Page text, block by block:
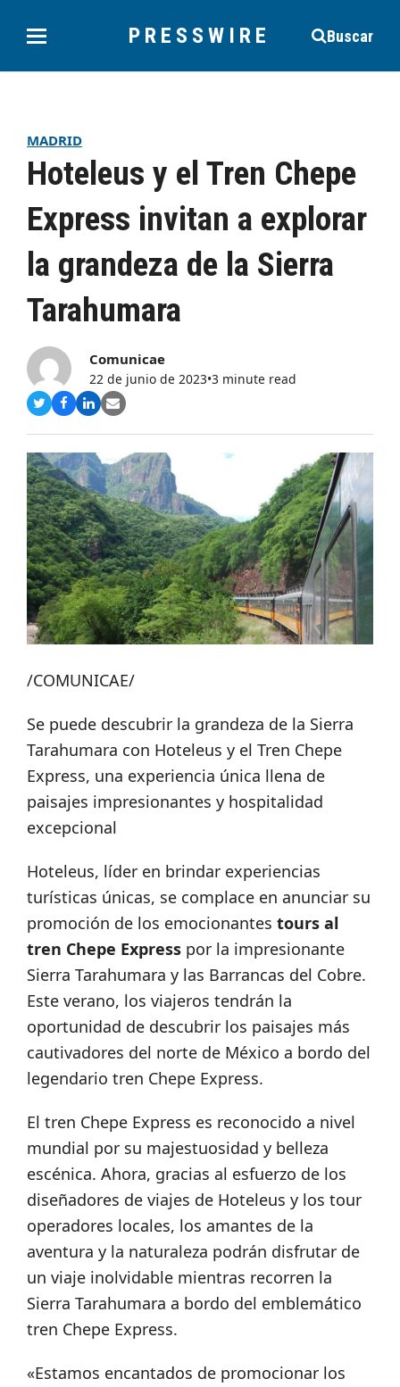
PRESSWIRE Buscar
MADRID
Hoteleus y el Tren Chepe
Express invitan a explorar
la grandeza de la Sierra
Tarahumara
Comunicae
22 de junio de 2023•3 minute read
Compartir
Twitter
Compartir
Facebook
Compartir
LinkedIn
Share
Email
/COMUNICAE/
Se puede descubrir la grandeza de la Sierra
Tarahumara con Hoteleus y el Tren Chepe
Express, una experiencia única llena de
paisajes impresionantes y hospitalidad
excepcional
Hoteleus, líder en brindar experiencias
turísticas únicas, se complace en anunciar su
promoción de los emocionantes tours al
tren Chepe Express por la impresionante
Sierra Tarahumara y las Barrancas del Cobre.
Este verano, los viajeros tendrán la
oportunidad de descubrir los paisajes más
cautivadores del norte de México a bordo del
legendario tren Chepe Express.
El tren Chepe Express es reconocido a nivel
mundial por su majestuosidad y belleza
escénica. Ahora, gracias al esfuerzo de los
diseñadores de viajes de Hoteleus y los tour
operadores locales, los amantes de la
aventura y la naturaleza podrán disfrutar de
un viaje inolvidable mientras recorren la
Sierra Tarahumara a bordo del emblemático
tren Chepe Express.
«Estamos encantados de promocionar los